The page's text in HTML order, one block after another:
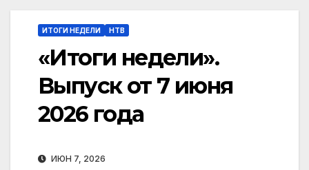
ИТОГИ НЕДЕЛИ НТВ
«Итоги недели».
Выпуск от 7 июня
2026 года
ИЮН 7, 2026